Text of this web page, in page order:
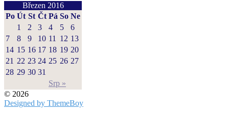
Březen 2016
Po Út St Čt Pá So Ne
Srp »
1 2 3 4 5
6
7
8 9 10 11 12 13
14 15 16 17 18 19 20
21 22 23 24 25 26 27
28 29 30 31
© 2026
Designed by ThemeBoy